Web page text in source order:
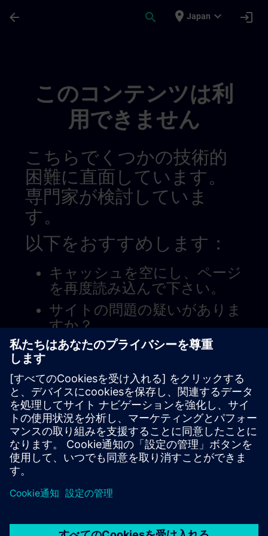
arrow_back search place Japan expand_more login
このコンテンツは利
用できません
こちらでくつかの技術的
困難に直面しています。
専門家が検討していま
す。
以下をおすすめします：
キャッシュを空にし、ページ
を再度読み込んで下さい。
サイトの問題の疑いがありま
すか？
問題を報告